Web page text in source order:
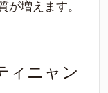
が増えます。
ィニャン